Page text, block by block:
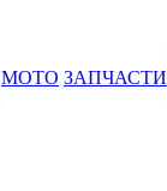
МОТО ЗАПЧАСТИ